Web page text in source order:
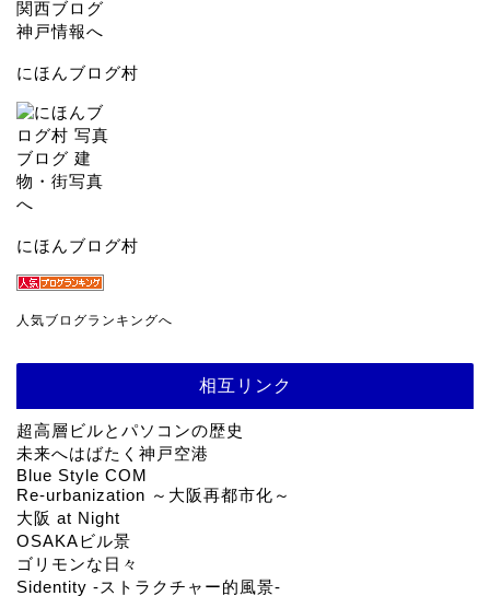
にほんブログ村
にほんブログ村
人気ブログランキングへ
相互リンク
超高層ビルとパソコンの歴史
未来へはばたく神戸空港
Blue Style COM
Re-urbanization ～大阪再都市化～
大阪 at Night
OSAKAビル景
ゴリモンな日々
Sidentity -ストラクチャー的風景-